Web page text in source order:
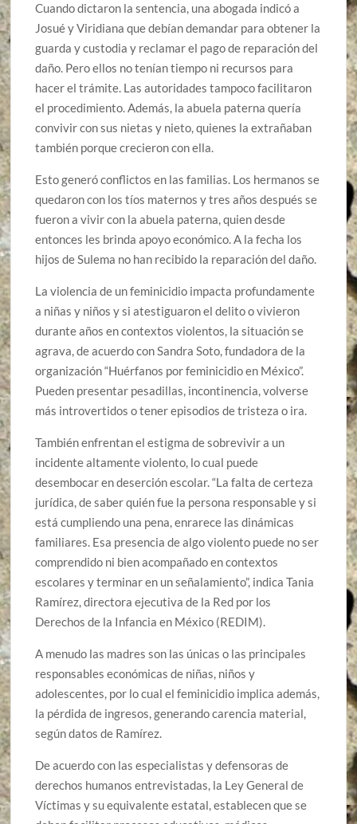
Cuando dictaron la sentencia, una abogada indicó a
Josué y Viridiana que debían demandar para obtener la
guarda y custodia y reclamar el pago de reparación del
daño. Pero ellos no tenían tiempo ni recursos para
hacer el trámite. Las autoridades tampoco facilitaron
el procedimiento. Además, la abuela paterna quería
convivir con sus nietas y nieto, quienes la extrañaban
también porque crecieron con ella.
Esto generó conflictos en las familias. Los hermanos se
quedaron con los tíos maternos y tres años después se
fueron a vivir con la abuela paterna, quien desde
entonces les brinda apoyo económico. A la fecha los
hijos de Sulema no han recibido la reparación del daño.
La violencia de un feminicidio impacta profundamente
a niñas y niños y si atestiguaron el delito o vivieron
durante años en contextos violentos, la situación se
agrava, de acuerdo con Sandra Soto, fundadora de la
organización “Huérfanos por feminicidio en México”.
Pueden presentar pesadillas, incontinencia, volverse
más introvertidos o tener episodios de tristeza o ira.
También enfrentan el estigma de sobrevivir a un
incidente altamente violento, lo cual puede
desembocar en deserción escolar. “La falta de certeza
jurídica, de saber quién fue la persona responsable y si
está cumpliendo una pena, enrarece las dinámicas
familiares. Esa presencia de algo violento puede no ser
comprendido ni bien acompañado en contextos
escolares y terminar en un señalamiento”, indica Tania
Ramírez, directora ejecutiva de la Red por los
Derechos de la Infancia en México (REDIM).
A menudo las madres son las únicas o las principales
responsables económicas de niñas, niños y
adolescentes, por lo cual el feminicidio implica además,
la pérdida de ingresos, generando carencia material,
según datos de Ramírez.
De acuerdo con las especialistas y defensoras de
derechos humanos entrevistadas, la Ley General de
Víctimas y su equivalente estatal, establecen que se